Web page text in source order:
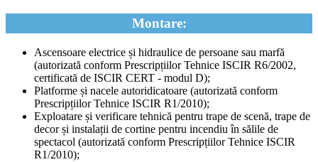
Montare:
Ascensoare electrice și hidraulice de persoane sau marfă
(autorizată conform Prescripțiilor Tehnice ISCIR R6/2002,
certificată de ISCIR CERT - modul D);
Platforme și nacele autoridicatoare (autorizată conform
Prescripțiilor Tehnice ISCIR R1/2010);
Exploatare și verificare tehnică pentru trape de scenă, trape de
decor și instalații de cortine pentru incendiu în sălile de
spectacol (autorizată conform Prescripțiilor Tehnice ISCIR
R1/2010);